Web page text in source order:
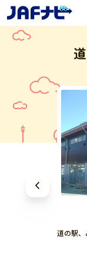
道の駅